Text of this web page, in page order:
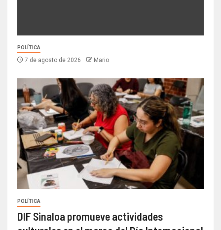
POLÍTICA
7 de agosto de 2026 Mario
POLÍTICA
DIF Sinaloa promueve actividades